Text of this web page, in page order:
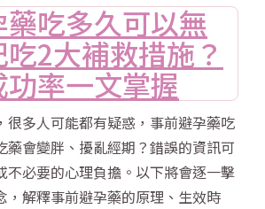
吃多久可以無
2大補救措施？
率一文掌握
很多人可能都有疑惑，事前避孕藥吃
藥會變胖、擾亂經期？錯誤的資訊可
不必要的心理負擔。以下將會逐一擊
，解釋事前避孕藥的原理、生效時